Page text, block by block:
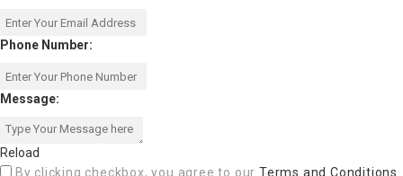
Phone Number:
Message:
Reload
By clicking checkbox, you agree to ourTerms and Conditions